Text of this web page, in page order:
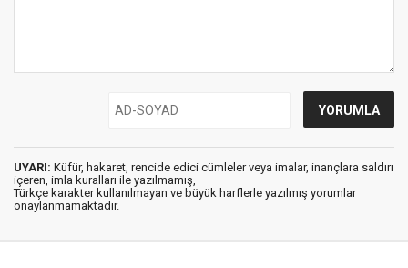
UYARI: Küfür, hakaret, rencide edici cümleler veya imalar, inançlara saldırı
içeren, imla kuralları ile yazılmamış,
Türkçe karakter kullanılmayan ve büyük harflerle yazılmış yorumlar
onaylanmamaktadır.